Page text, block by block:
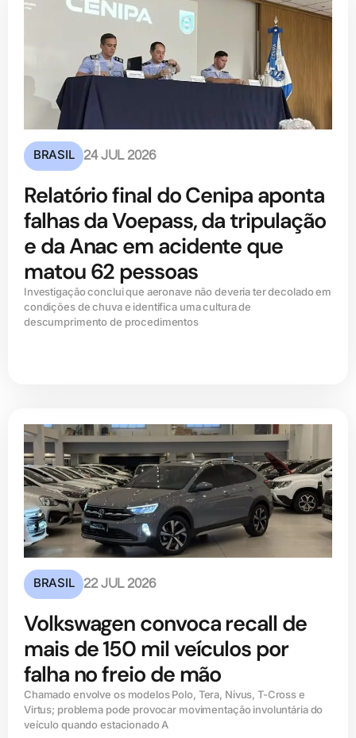
BRASIL 24 JUL 2026
Relatório final do Cenipa aponta
falhas da Voepass, da tripulação
e da Anac em acidente que
matou 62 pessoas
Investigação conclui que aeronave não deveria ter decolado em
condições de chuva e identifica uma cultura de
descumprimento de procedimentos
BRASIL 22 JUL 2026
Volkswagen convoca recall de
mais de 150 mil veículos por
falha no freio de mão
Chamado envolve os modelos Polo, Tera, Nivus, T-Cross e
Virtus; problema pode provocar movimentação involuntária do
veículo quando estacionado A